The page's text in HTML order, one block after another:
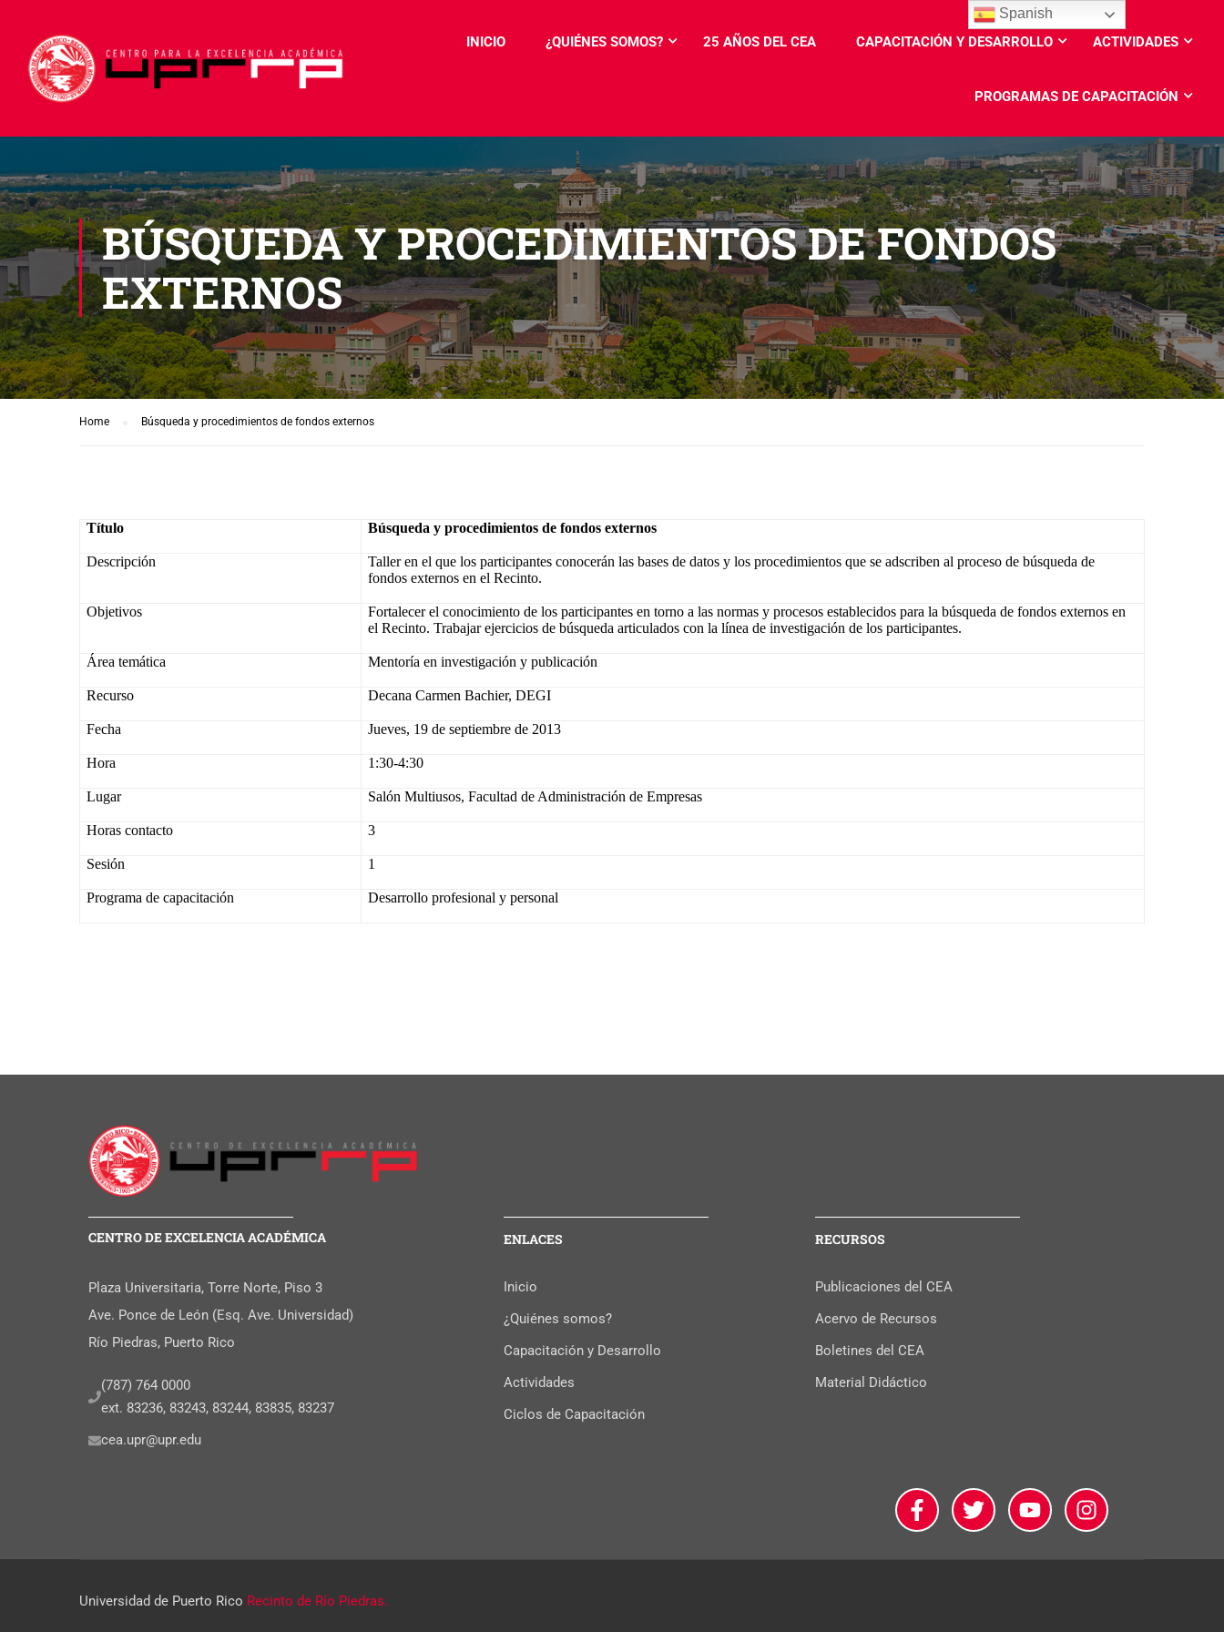
INICIO ¿QUIÉNES SOMOS? 25 AÑOS DEL CEA CAPACITACIÓN Y DESARROLLO ACTIVIDADES
PROGRAMAS DE CAPACITACIÓN
BÚSQUEDA Y PROCEDIMIENTOS DE FONDOS
EXTERNOS
Home Búsqueda y procedimientos de fondos externos
Título Búsqueda y procedimientos de fondos externos
Descripción
Taller en el que los participantes conocerán las bases de datos y los procedimientos que se adscriben al proceso de búsqueda de
fondos externos en el Recinto.
Objetivos
Fortalecer el conocimiento de los participantes en torno a las normas y procesos establecidos para la búsqueda de fondos externos en
el Recinto. Trabajar ejercicios de búsqueda articulados con la línea de investigación de los participantes.
Área temática Mentoría en investigación y publicación
Recurso Decana Carmen Bachier, DEGI
Fecha Jueves, 19 de septiembre de 2013
Hora 1:30-4:30
Lugar Salón Multiusos, Facultad de Administración de Empresas
Horas contacto 3
Sesión 1
Programa de capacitación Desarrollo profesional y personal
CENTRO DE EXCELENCIA ACADÉMICA
Plaza Universitaria, Torre Norte, Piso 3
Ave. Ponce de León (Esq. Ave. Universidad)
Río Piedras, Puerto Rico
(787) 764 0000
ext. 83236, 83243, 83244, 83835, 83237
cea.upr@upr.edu
ENLACES
Inicio
¿Quiénes somos?
Capacitación y Desarrollo
Actividades
Ciclos de Capacitación
RECURSOS
Publicaciones del CEA
Acervo de Recursos
Boletines del CEA
Material Didáctico
Universidad de Puerto Rico Recinto de Río Piedras.
Spanish